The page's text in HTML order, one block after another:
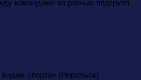
командами из разных подгрупп.
спорта» (Норильск)